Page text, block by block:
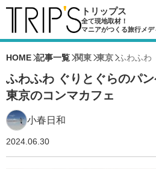
トリップス
全て現地取材！
マニアがつくる旅行メデ
HOME 記事一覧 関東 東京 ふわふわ
ふわふわ ぐりとぐらのパ
東京のコンマカフェ
小春日和
2024.06.30